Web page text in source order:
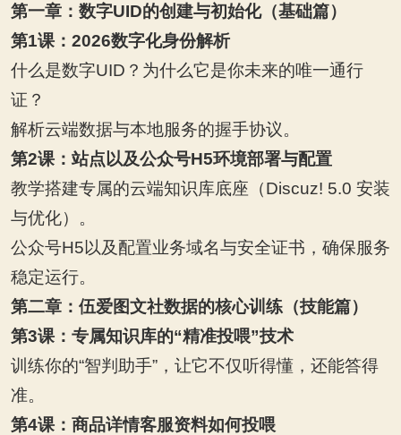
第一章：数字UID的创建与初始化（基础篇）
第1课：2026数字化身份解析
什么是数字UID？为什么它是你未来的唯一通行
证？
解析云端数据与本地服务的握手协议。
第2课：站点以及公众号H5环境部署与配置
教学搭建专属的云端知识库底座（Discuz! 5.0 安装
与优化）。
公众号H5以及配置业务域名与安全证书，确保服务
稳定运行。
第二章：伍爱图文社数据的核心训练（技能篇）
第3课：专属知识库的“精准投喂”技术
训练你的“智判助手”，让它不仅听得懂，还能答得
准。
第4课：商品详情客服资料如何投喂